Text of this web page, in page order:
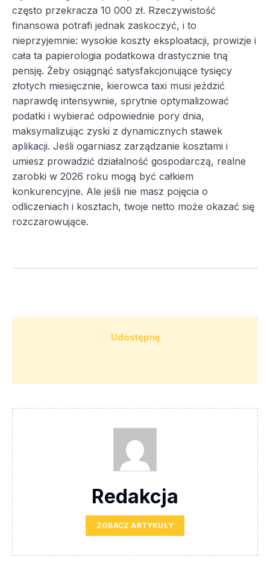
często przekracza 10 000 zł. Rzeczywistość
finansowa potrafi jednak zaskoczyć, i to
nieprzyjemnie: wysokie koszty eksploatacji, prowizje i
cała ta papierologia podatkowa drastycznie tną
pensję. Żeby osiągnąć satysfakcjonujące tysięcy
złotych miesięcznie, kierowca taxi musi jeździć
naprawdę intensywnie, sprytnie optymalizować
podatki i wybierać odpowiednie pory dnia,
maksymalizując zyski z dynamicznych stawek
aplikacji. Jeśli ogarniasz zarządzanie kosztami i
umiesz prowadzić działalność gospodarczą, realne
zarobki w 2026 roku mogą być całkiem
konkurencyjne. Ale jeśli nie masz pojęcia o
odliczeniach i kosztach, twoje netto może okazać się
rozczarowujące.
Udostępnij
Redakcja
ZOBACZ ARTYKUŁY